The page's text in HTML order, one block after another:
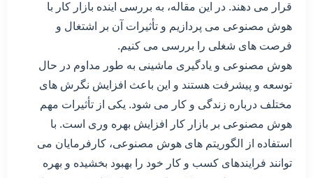
قرار می دهند. در این مقاله، به بررسی اینده بازار کار با
هوش مصنوعی می پردازیم و تأثیرات آن بر اشتغال و
فرصت های شغلی را بررسی می کنیم.
هوش مصنوعی و یادگیری ماشینی به طور مداوم در حال
توسعه و پیشرفت هستند و این باعث افزایش نگرش های
مختلف درباره زندگی و کار می شود. یکی از تأثیرات مهم
هوش مصنوعی بر بازار کار افزایش بهره وری است. با
استفاده از الگوریتم های هوش مصنوعی، کارفرمایان می
توانند فرایندهای کسب و کار خود را بهبود بخشیده و بهره